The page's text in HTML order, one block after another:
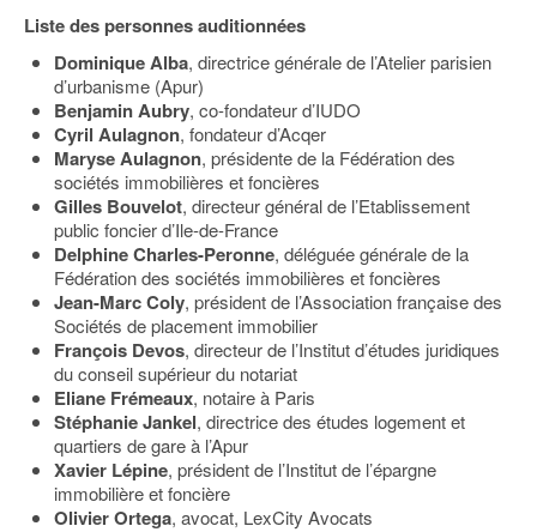
Liste des personnes auditionnées
Dominique Alba, directrice générale de l’Atelier parisien
d’urbanisme (Apur)
Benjamin Aubry, co-fondateur d’IUDO
Cyril Aulagnon, fondateur d’Acqer
Maryse Aulagnon, présidente de la Fédération des
sociétés immobilières et foncières
Gilles Bouvelot, directeur général de l’Etablissement
public foncier d’Ile-de-France
Delphine Charles-Peronne, déléguée générale de la
Fédération des sociétés immobilières et foncières
Jean-Marc Coly, président de l’Association française des
Sociétés de placement immobilier
François Devos, directeur de l’Institut d’études juridiques
du conseil supérieur du notariat
Eliane Frémeaux, notaire à Paris
Stéphanie Jankel, directrice des études logement et
quartiers de gare à l’Apur
Xavier Lépine, président de l’Institut de l’épargne
immobilière et foncière
Olivier Ortega, avocat, LexCity Avocats